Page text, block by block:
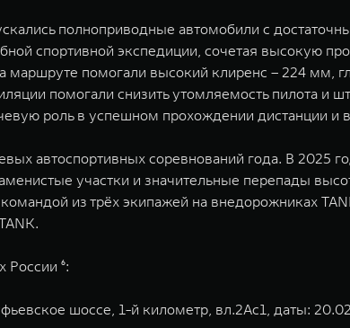
полноприводные автомобили с
спортивной экспедиции, сочетая высокую
помогали высокий клиренс – 224 мм,
помогали снизить утомляемость пилота и
роль в успешном прохождении дистанции и
автоспортивных соревнований года. В 2025
участки и значительные перепады
из трёх экипажей на внедорожниках
России ⁶:
шоссе, 1-й километр, вл.2Ас1, даты: